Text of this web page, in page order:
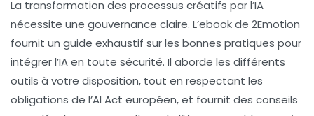
La transformation des processus créatifs par l’IA
nécessite une gouvernance claire. L’ebook de 2Emotion
fournit un guide exhaustif sur les bonnes pratiques pour
intégrer l’IA en toute sécurité. Il aborde les différents
outils à votre disposition, tout en respectant les
obligations de l’AI Act européen, et fournit des conseils